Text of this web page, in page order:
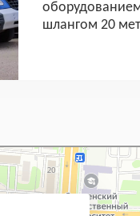
шлангом 20